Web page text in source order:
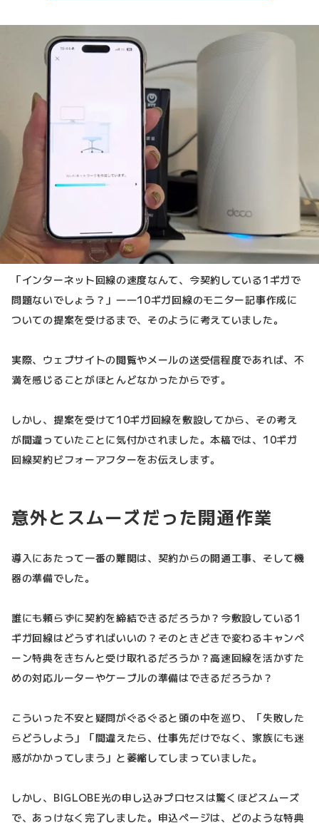
「インターネット回線の速度なんて、今契約している1ギガで
問題ないでしょう？」――10ギガ回線のモニター記事作成に
ついての提案を受けるまで、そのように考えていました。
実際、ウェブサイトの閲覧やメールの送受信程度であれば、不
満を感じることがほとんどなかったからです。
しかし、提案を受けて10ギガ回線を敷設してから、その考え
が間違っていたことに気付かされました。本稿では、10ギガ
回線契約ビフォーアフターをお伝えします。
意外とスムーズだった開通作業
導入にあたって一番の難関は、契約からの開通工事、そして機
器の準備でした。
誰にも頼らずに契約を締結できるだろうか？今敷設している1
ギガ回線はどうすればいいの？そのときどきで変わるキャンペ
ーン特典をきちんと受け取れるだろうか？高速回線を活かすた
めの対応ルーターやケーブルの準備はできるだろうか？
こういった不安と疑問がぐるぐると頭の中を巡り、「失敗した
らどうしよう」「間違えたら、仕事先だけでなく、家族にも迷
惑がかかってしまう」と萎縮してしまっていました。
しかし、BIGLOBE光の申し込みプロセスは驚くほどスムーズ
で、あっけなく完了しました。申込ページは、どのような特典